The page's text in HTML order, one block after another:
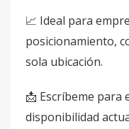
📈 Ideal para
posicionamiento,
sola ubicación.
📩 Escríbeme para
disponibilidad